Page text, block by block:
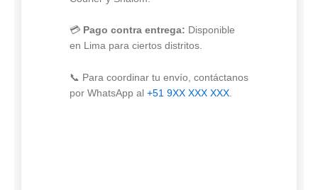
💳 Pago contra entrega: Disponible
en Lima para ciertos distritos.
📞 Para coordinar tu envío, contáctanos
por WhatsApp al +51 9XX XXX XXX